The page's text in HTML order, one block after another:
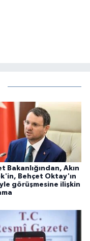
Bakanlığından, Akın
Behçet Oktay'ın
görüşmesine ilişkin